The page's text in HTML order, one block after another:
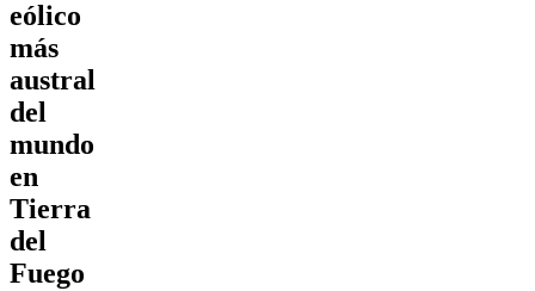
eólico
más
austral
del
mundo
en
Tierra
del
Fuego